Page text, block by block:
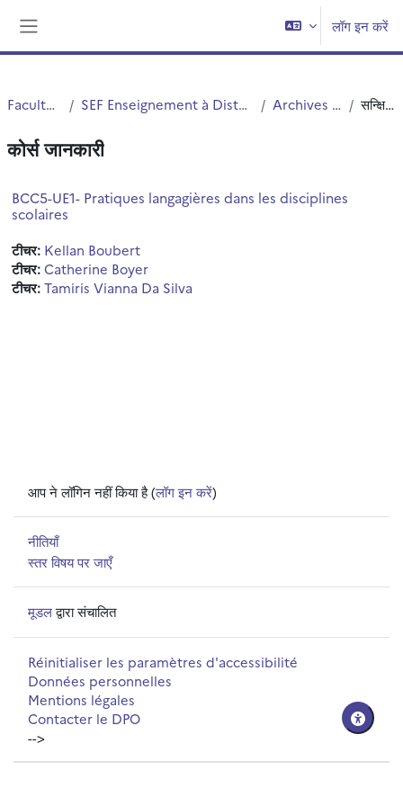
लॉग इन करें
Faculté PsySEF SEF Enseignement à Distance - EAD - E-Learning Archives 2021-2022 सन्क्षिप्त विवरण
कोर्स जानकारी
BCC5-UE1- Pratiques langagières dans les disciplines
scolaires
टीचर: Kellan Boubert
टीचर:Catherine Boyer
टीचर:Tamiris Vianna Da Silva
आप ने लॉगिन नहीं किया है (लॉग इन करें)
नीतियाँ
स्तर विषय पर जाएँ
मूडलद्वारा संचालित
Réinitialiser les paramètres d'accessibilité
Données personnelles
Mentions légales
Contacter le DPO
-->